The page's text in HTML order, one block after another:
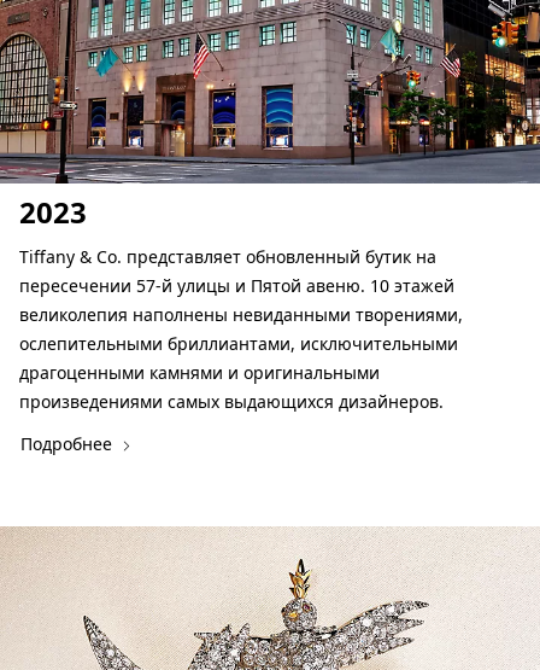
2023
Tiffany & Co. представляет обновленный бутик на
пересечении 57-й улицы и Пятой авеню. 10 этажей
великолепия наполнены невиданными творениями,
ослепительными бриллиантами, исключительными
драгоценными камнями и оригинальными
произведениями самых выдающихся дизайнеров.
Подробнее